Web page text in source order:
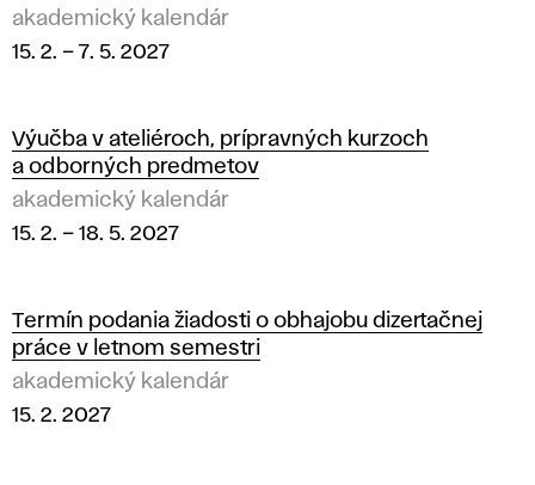
akademický kalendár
15. 2. – 7. 5. 2027
Výučba v ateliéroch, prípravných kurzoch
a odborných predmetov
akademický kalendár
15. 2. – 18. 5. 2027
Termín podania žiadosti o obhajobu dizertačnej
práce v letnom semestri
akademický kalendár
15. 2. 2027